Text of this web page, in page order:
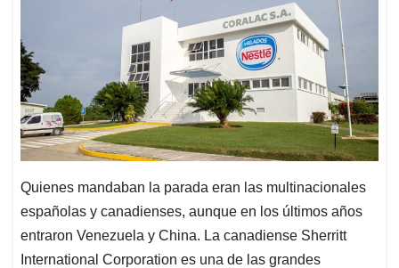
Quienes mandaban la parada eran las multinacionales
españolas y canadienses, aunque en los últimos años
entraron Venezuela y China. La canadiense Sherritt
International Corporation es una de las grandes